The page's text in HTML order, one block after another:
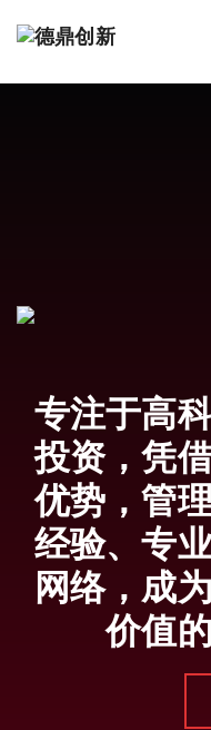
专注于高
投资，凭
优势，管
经验、专
网络，成
价值